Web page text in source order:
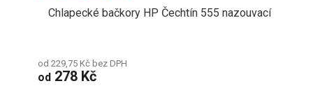
Chlapecké bačkory HP Čechtín 555 nazouvací
od 229,75 Kč bez DPH
od 278 Kč